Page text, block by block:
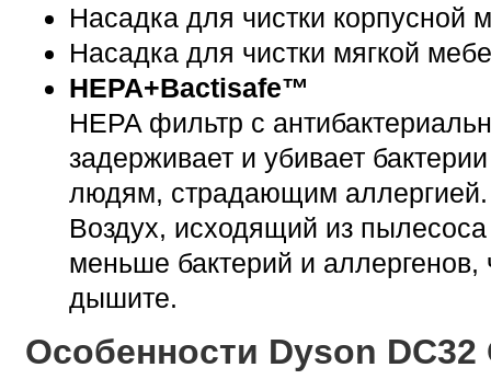
Насадка для чистки корпусной
Насадка для чистки мягкой
HEPA+Bactisafe™
HEPA фильтр с
задерживает и убивает
людям, страдающим аллергией.
Воздух, исходящий из
меньше бактерий и
дышите.
Особенности Dyson DC32